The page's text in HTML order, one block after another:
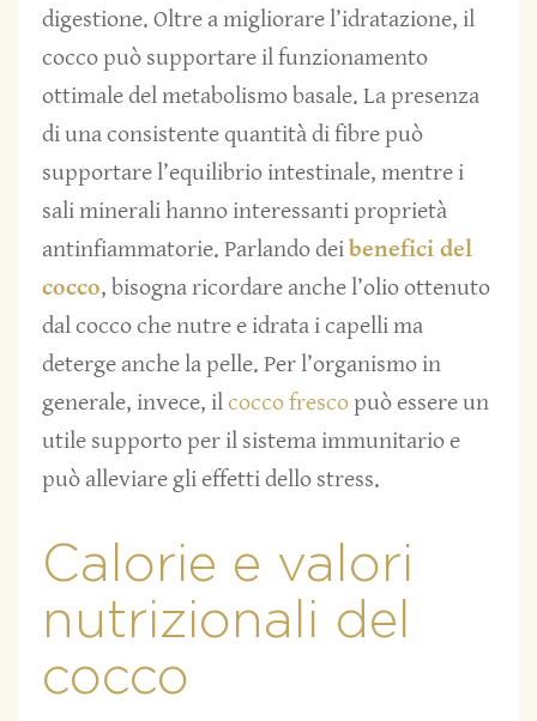
digestione. Oltre a migliorare l’idratazione, il
cocco può supportare il funzionamento
ottimale del metabolismo basale. La presenza
di una consistente quantità di fibre può
supportare l’equilibrio intestinale, mentre i
sali minerali hanno interessanti proprietà
antinfiammatorie. Parlando deibenefici del
cocco, bisogna ricordare anche l’olio ottenuto
dal cocco che nutre e idrata i capelli ma
deterge anche la pelle. Per l’organismo in
generale, invece, ilcocco frescopuò essere un
utile supporto per il sistema immunitario e
può alleviare gli effetti dello stress.
Calorie e valori
nutrizionali del
cocco